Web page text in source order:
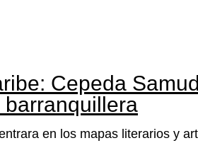
Cepeda
en los mapas literarios y